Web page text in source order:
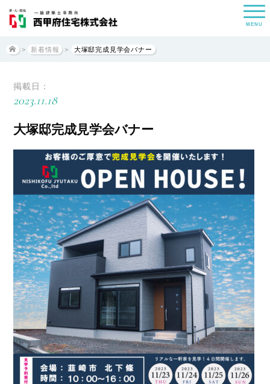
MENU
> 新着情報 > 大塚邸完成見学会バナー
掲載日：
2023.11.18
大塚邸完成見学会バナー